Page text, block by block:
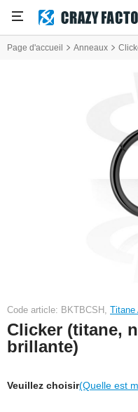
Page d'accueil Anneaux
Code article: BKTBCSH, Titane
Clicker (titane,
brillante)
Veuillez choisir(Quelle est